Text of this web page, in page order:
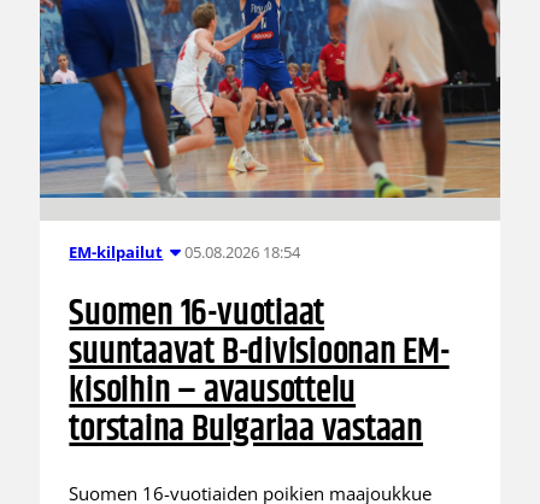
EM-kilpailut 05.08.2026 18:54
Suomen 16-vuotiaat
suuntaavat B-divisioonan EM-
kisoihin – avausottelu
torstaina Bulgariaa vastaan
Suomen 16-vuotiaiden poikien maajoukkue